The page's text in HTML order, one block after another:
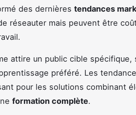
des dernières tendances
réseauter mais peuvent être
attire un public cible
préféré. Les
pour les solutions combinant
formation complète.